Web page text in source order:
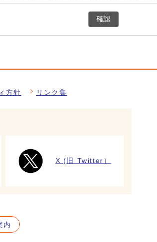
確認
方針 リンク集
X (旧 Twitter）
内